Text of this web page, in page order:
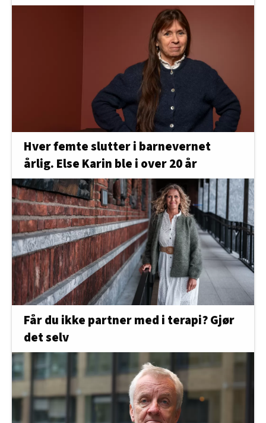
Hver femte slutter i barnevernet
årlig. Else Karin ble i over 20 år
Får du ikke partner med i terapi? Gjør
det selv